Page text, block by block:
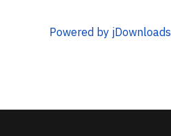
Powered by jDownloads